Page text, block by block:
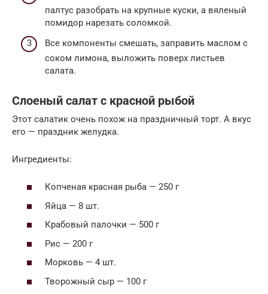
палтус разобрать на крупные куски, а вяленый
помидор нарезать соломкой.
Все компоненты смешать, заправить маслом с
соком лимона, выложить поверх листьев
салата.
Слоеный салат с красной рыбой
Этот салатик очень похож на праздничный торт. А вкус
его — праздник желудка.
Ингредиенты:
Копченая красная рыба — 250 г
Яйца — 8 шт.
Крабовый палочки — 500 г
Рис — 200 г
Морковь — 4 шт.
Творожный сыр — 100 г